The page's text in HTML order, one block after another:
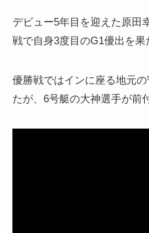
デビュー5年目を迎えた原田
戦で自身3度目のG1優出を果
優勝戦ではインに座る地元
たが、6号艇の大神選手が前